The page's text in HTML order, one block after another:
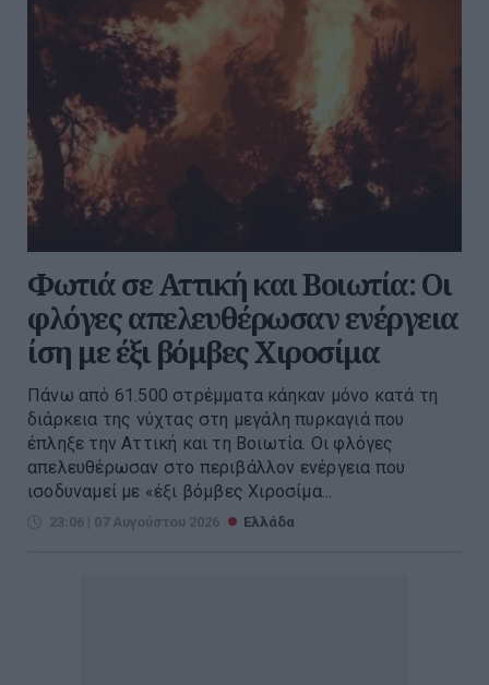
Φωτιά σε Αττική και Βοιωτία: Οι
φλόγες απελευθέρωσαν ενέργεια
ίση με έξι βόμβες Χιροσίμα
Πάνω από 61.500 στρέμματα κάηκαν μόνο κατά τη
διάρκεια της νύχτας στη μεγάλη πυρκαγιά που
έπληξε την Αττική και τη Βοιωτία. Οι φλόγες
απελευθέρωσαν στο περιβάλλον ενέργεια που
ισοδυναμεί με «έξι βόμβες Χιροσίμα...
23:06 | 07 Αυγούστου 2026 Ελλάδα